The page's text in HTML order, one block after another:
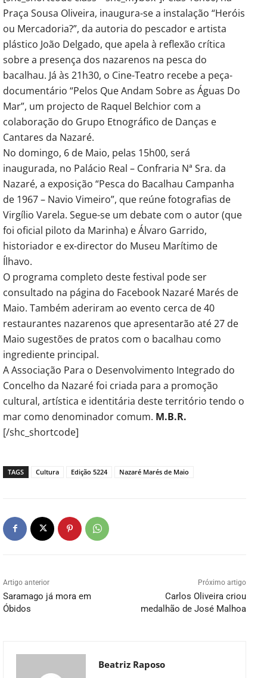
Praça Sousa Oliveira, inaugura-se a instalação “Heróis
ou Mercadoria?”, da autoria do pescador e artista
plástico João Delgado, que apela à reflexão crítica
sobre a presença dos nazarenos na pesca do
bacalhau. Já às 21h30, o Cine-Teatro recebe a peça-
documentário “Pelos Que Andam Sobre as Águas Do
Mar”, um projecto de Raquel Belchior com a
colaboração do Grupo Etnográfico de Danças e
Cantares da Nazaré.
No domingo, 6 de Maio, pelas 15h00, será
inaugurada, no Palácio Real – Confraria Nª Sra. da
Nazaré, a exposição “Pesca do Bacalhau Campanha
de 1967 – Navio Vimeiro”, que reúne fotografias de
Virgílio Varela. Segue-se um debate com o autor (que
foi oficial piloto da Marinha) e Álvaro Garrido,
historiador e ex-director do Museu Marítimo de
Ílhavo.
O programa completo deste festival pode ser
consultado na página do Facebook Nazaré Marés de
Maio. Também aderiram ao evento cerca de 40
restaurantes nazarenos que apresentarão até 27 de
Maio sugestões de pratos com o bacalhau como
ingrediente principal.
A Associação Para o Desenvolvimento Integrado do
Concelho da Nazaré foi criada para a promoção
cultural, artística e identitária deste território tendo o
mar como denominador comum. M.B.R.
[/shc_shortcode]
TAGS Cultura Edição 5224 Nazaré Marés de Maio
Artigo anterior
Saramago já mora em
Óbidos
Próximo artigo
Carlos Oliveira criou
medalhão de José Malhoa
Beatriz Raposo